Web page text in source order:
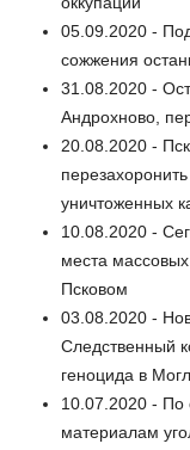
05.09.2020 -
сожжения
31.08.2020 -
Андрохново,
20.08.2020 -
уничтоженных
10.08.2020 -
места
Псковом
03.08.2020 -
Следственный
геноцида в
10.07.2020 - По
материалам